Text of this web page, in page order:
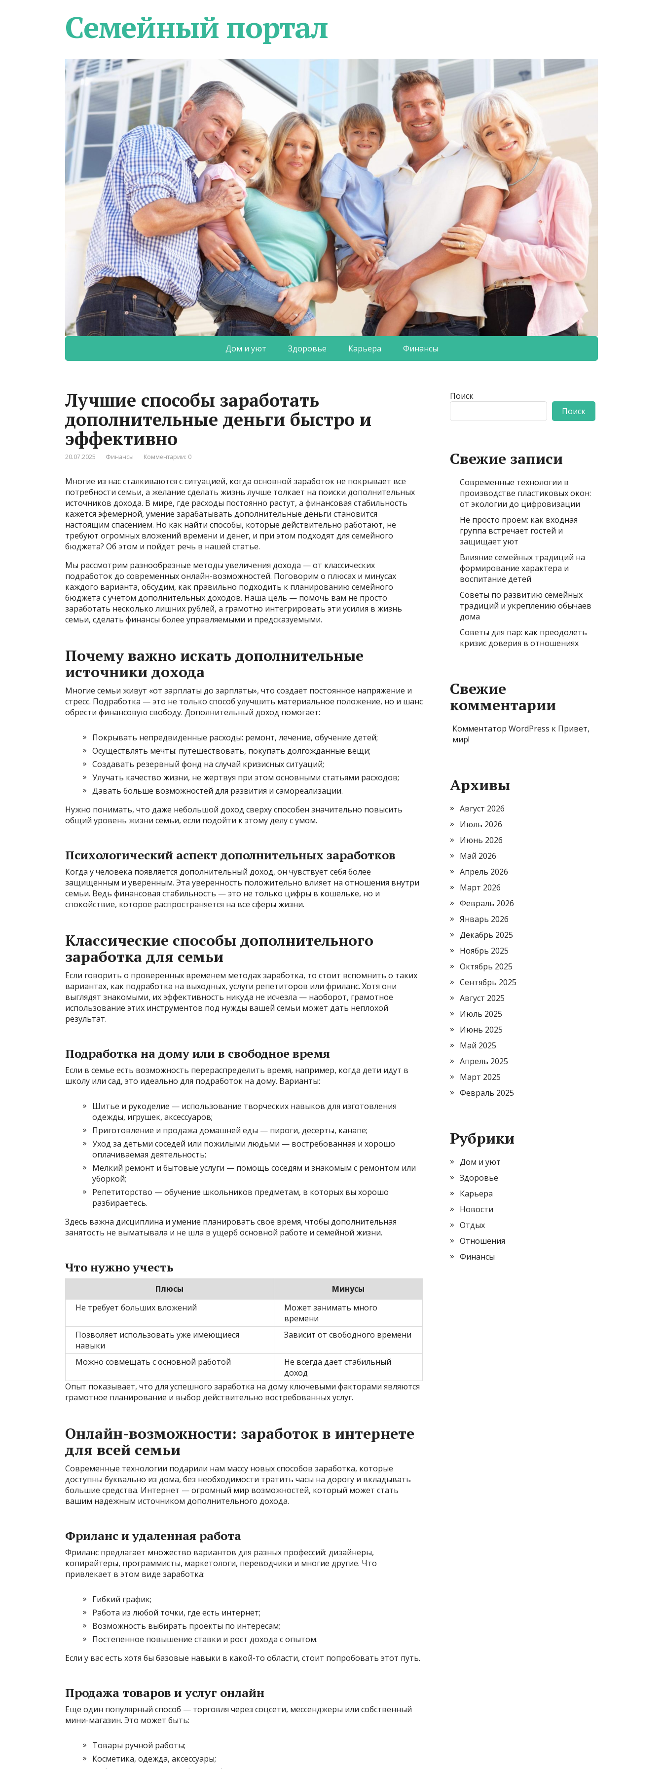
Семейный портал
Дом и уют Здоровье Карьера Финансы
Лучшие способы заработать
дополнительные деньги быстро и
эффективно
20.07.2025 Финансы Комментарии: 0
Многие из нас сталкиваются с ситуацией, когда основной заработок не покрывает все
потребности семьи, а желание сделать жизнь лучше толкает на поиски дополнительных
источников дохода. В мире, где расходы постоянно растут, а финансовая стабильность
кажется эфемерной, умение зарабатывать дополнительные деньги становится
настоящим спасением. Но как найти способы, которые действительно работают, не
требуют огромных вложений времени и денег, и при этом подходят для семейного
бюджета? Об этом и пойдет речь в нашей статье.
Мы рассмотрим разнообразные методы увеличения дохода — от классических
подработок до современных онлайн-возможностей. Поговорим о плюсах и минусах
каждого варианта, обсудим, как правильно подходить к планированию семейного
бюджета с учетом дополнительных доходов. Наша цель — помочь вам не просто
заработать несколько лишних рублей, а грамотно интегрировать эти усилия в жизнь
семьи, сделать финансы более управляемыми и предсказуемыми.
Почему важно искать дополнительные
источники дохода
Многие семьи живут «от зарплаты до зарплаты», что создает постоянное напряжение и
стресс. Подработка — это не только способ улучшить материальное положение, но и шанс
обрести финансовую свободу. Дополнительный доход помогает:
Покрывать непредвиденные расходы: ремонт, лечение, обучение детей;
Осуществлять мечты: путешествовать, покупать долгожданные вещи;
Создавать резервный фонд на случай кризисных ситуаций;
Улучать качество жизни, не жертвуя при этом основными статьями расходов;
Давать больше возможностей для развития и самореализации.
Нужно понимать, что даже небольшой доход сверху способен значительно повысить
общий уровень жизни семьи, если подойти к этому делу с умом.
Психологический аспект дополнительных заработков
Когда у человека появляется дополнительный доход, он чувствует себя более
защищенным и уверенным. Эта уверенность положительно влияет на отношения внутри
семьи. Ведь финансовая стабильность — это не только цифры в кошельке, но и
спокойствие, которое распространяется на все сферы жизни.
Классические способы дополнительного
заработка для семьи
Если говорить о проверенных временем методах заработка, то стоит вспомнить о таких
вариантах, как подработка на выходных, услуги репетиторов или фриланс. Хотя они
выглядят знакомыми, их эффективность никуда не исчезла — наоборот, грамотное
использование этих инструментов под нужды вашей семьи может дать неплохой
результат.
Подработка на дому или в свободное время
Если в семье есть возможность перераспределить время, например, когда дети идут в
школу или сад, это идеально для подработок на дому. Варианты:
Шитье и рукоделие — использование творческих навыков для изготовления
одежды, игрушек, аксессуаров;
Приготовление и продажа домашней еды — пироги, десерты, канапе;
Уход за детьми соседей или пожилыми людьми — востребованная и хорошо
оплачиваемая деятельность;
Мелкий ремонт и бытовые услуги — помощь соседям и знакомым с ремонтом или
уборкой;
Репетиторство — обучение школьников предметам, в которых вы хорошо
разбираетесь.
Здесь важна дисциплина и умение планировать свое время, чтобы дополнительная
занятость не выматывала и не шла в ущерб основной работе и семейной жизни.
Что нужно учесть
Плюсы
Минусы
Не требует больших вложений
Может занимать много
времени
Позволяет использовать уже имеющиеся
навыки
Зависит от свободного времени
Можно совмещать с основной работой
Не всегда дает стабильный
доход
Опыт показывает, что для успешного заработка на дому ключевыми факторами являются
грамотное планирование и выбор действительно востребованных услуг.
Онлайн-возможности: заработок в интернете
для всей семьи
Современные технологии подарили нам массу новых способов заработка, которые
доступны буквально из дома, без необходимости тратить часы на дорогу и вкладывать
большие средства. Интернет — огромный мир возможностей, который может стать
вашим надежным источником дополнительного дохода.
Фриланс и удаленная работа
Фриланс предлагает множество вариантов для разных профессий: дизайнеры,
копирайтеры, программисты, маркетологи, переводчики и многие другие. Что
привлекает в этом виде заработка:
Гибкий график;
Работа из любой точки, где есть интернет;
Возможность выбирать проекты по интересам;
Постепенное повышение ставки и рост дохода с опытом.
Если у вас есть хотя бы базовые навыки в какой-то области, стоит попробовать этот путь.
Продажа товаров и услуг онлайн
Еще один популярный способ — торговля через соцсети, мессенджеры или собственный
мини-магазин. Это может быть:
Товары ручной работы;
Косметика, одежда, аксессуары;
Поиск
Поиск
Свежие записи
Современные технологии в
производстве пластиковых окон:
от экологии до цифровизации
Не просто проем: как входная
группа встречает гостей и
защищает уют
Влияние семейных традиций на
формирование характера и
воспитание детей
Советы по развитию семейных
традиций и укреплению обычаев
дома
Советы для пар: как преодолеть
кризис доверия в отношениях
Свежие
комментарии
Комментатор WordPress к Привет,
мир!
Архивы
Август 2026
Июль 2026
Июнь 2026
Май 2026
Апрель 2026
Март 2026
Февраль 2026
Январь 2026
Декабрь 2025
Ноябрь 2025
Октябрь 2025
Сентябрь 2025
Август 2025
Июль 2025
Июнь 2025
Май 2025
Апрель 2025
Март 2025
Февраль 2025
Рубрики
Дом и уют
Здоровье
Карьера
Новости
Отдых
Отношения
Финансы